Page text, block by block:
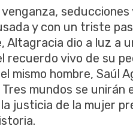
y con un triste
dio a luz a
recuerdo vivo de su
mismo hombre, Saúl
mundos se unirán
justicia de la mujer